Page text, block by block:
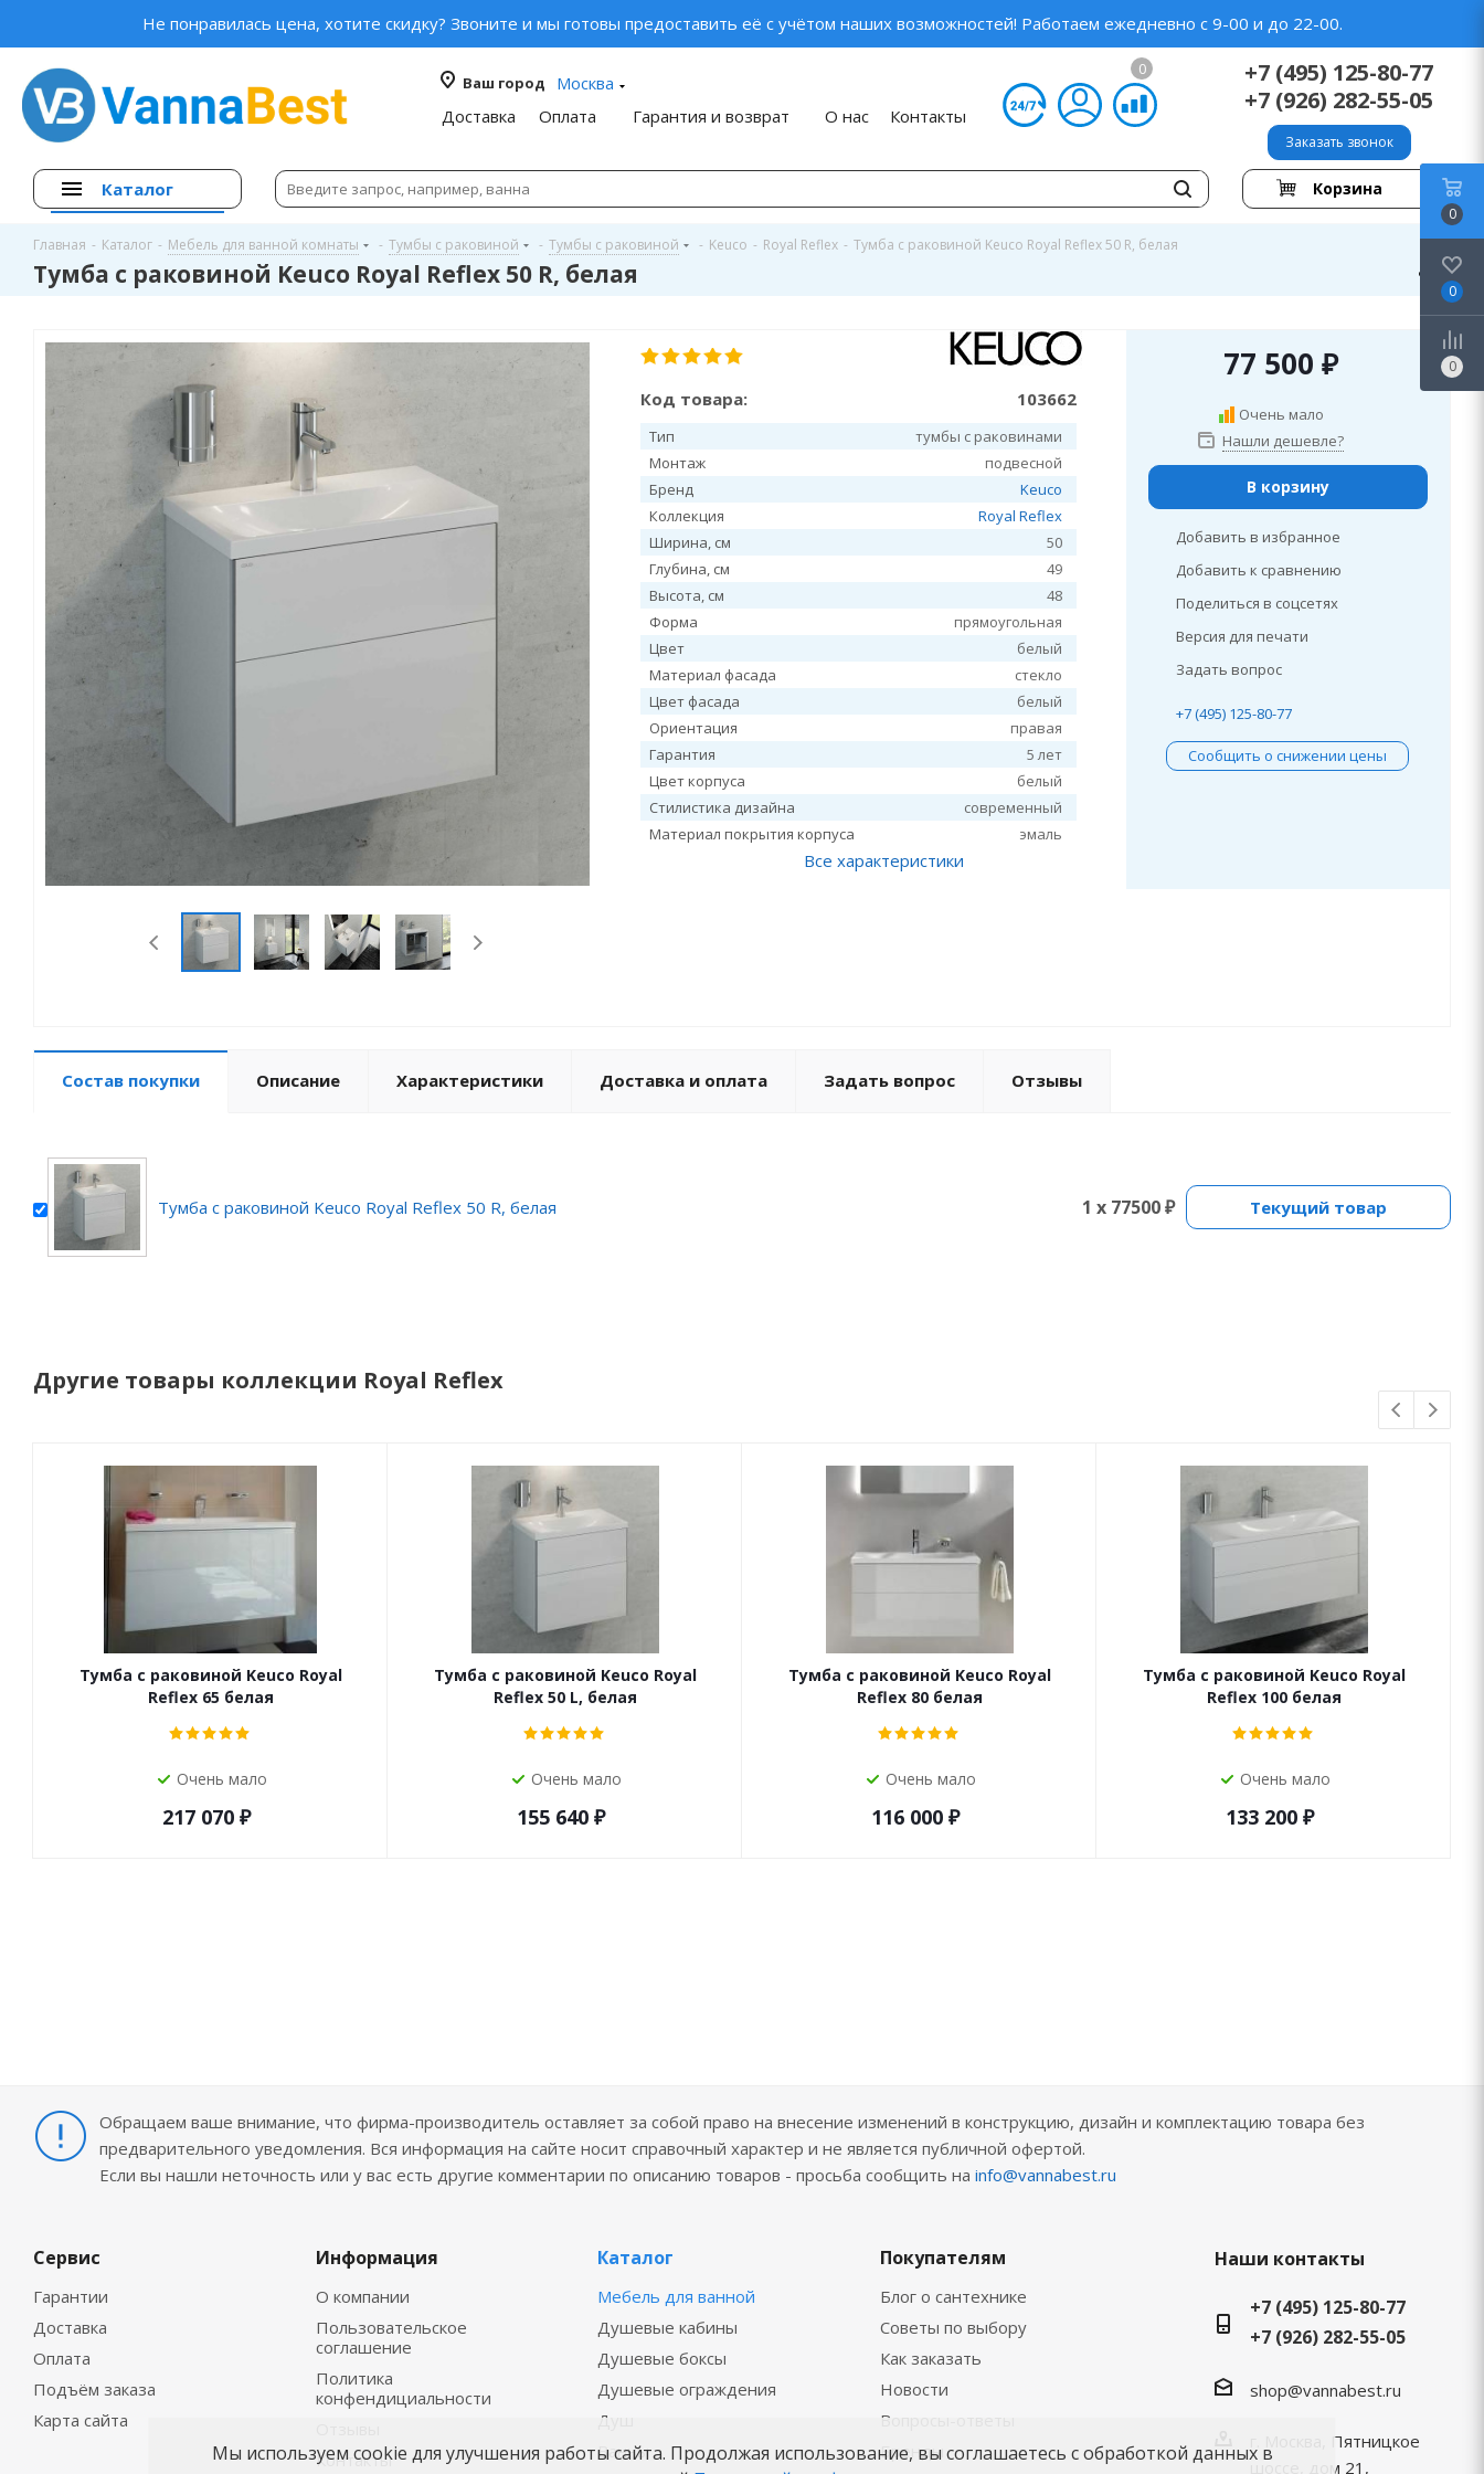
Не понравилась цена, хотите скидку? Звоните и мы готовы предоставить её с учётом наших возможностей! Работаем ежедневно с 9-00 и до 22-00.
Ваш город
Москва
Доставка
Оплата Гарантия и возврат О нас Контакты
0
+7 (495) 125-80-77
+7 (926) 282-55-05
Заказать звонок
Каталог Корзина
Главная - Каталог - Мебель для ванной комнаты - Тумбы с раковиной - Тумбы с раковиной - Keuco - Royal Reflex - Тумба с раковиной Keuco Royal Reflex 50 R, белая
Тумба с раковиной Keuco Royal Reflex 50 R, белая
Код товара: 103662
Тип
тумбы с раковинами
Монтаж
подвесной
Бренд
Keuco
Коллекция
Royal Reflex
Ширина, см
50
Глубина, см
49
Высота, см
48
Форма
прямоугольная
Цвет
белый
Материал фасада
стекло
Цвет фасада
белый
Ориентация
правая
Гарантия
5 лет
Цвет корпуса
белый
Стилистика дизайна
современный
Материал покрытия корпуса
эмаль
Все характеристики
77 500 ₽
Очень мало
Нашли дешевле?
В корзину
Добавить в избранное
Добавить к сравнению
Поделиться в соцсетях
Версия для печати
Задать вопрос
+7 (495) 125-80-77
Сообщить о снижении цены
Состав покупки Описание Характеристики Доставка и оплата Задать вопрос Отзывы
Тумба с раковиной Keuco Royal Reflex 50 R, белая 1 x 77500 ₽ Текущий товар
Другие товары коллекции Royal Reflex
Тумба с раковиной Keuco Royal
Reflex 65 белая
Очень мало
217 070 ₽
Тумба с раковиной Keuco Royal
Reflex 50 L, белая
Очень мало
155 640 ₽
Тумба с раковиной Keuco Royal
Reflex 80 белая
Очень мало
116 000 ₽
Тумба с раковиной Keuco Royal
Reflex 100 белая
Очень мало
133 200 ₽
Обращаем ваше внимание, что фирма-производитель оставляет за собой право на внесение изменений в конструкцию, дизайн и комплектацию товара без
предварительного уведомления. Вся информация на сайте носит справочный характер и не является публичной офертой.
Если вы нашли неточность или у вас есть другие комментарии по описанию товаров - просьба сообщить на info@vannabest.ru
Сервис
Гарантии
Доставка
Оплата
Подъём заказа
Карта сайта
Информация
О компании
Пользовательское
соглашение
Политика
конфендициальности
Контакты
Каталог
Мебель для ванной
Душевые кабины
Душевые боксы
Душевые ограждения
Душ
Ванны
Покупателям
Блог о сантехнике
Советы по выбору
Как заказать
Новости
Вопросы-ответы
Бренды
Наши контакты
+7 (495) 125-80-77
+7 (926) 282-55-05
shop@vannabest.ru
г. Москва, Пятницкое
шоссе, дом 21,
0
0
0
Мы используем cookie для улучшения работы сайта. Продолжая использование, вы соглашаетесь с обработкой данных в